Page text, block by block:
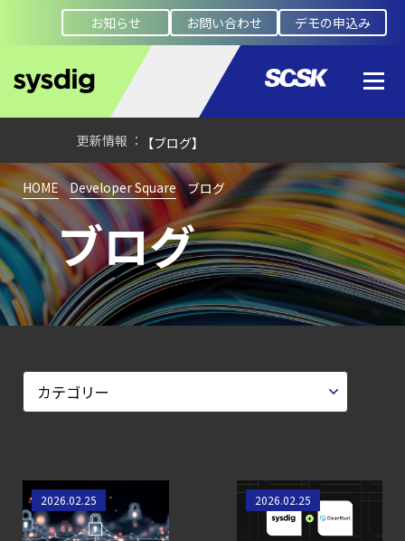
お知らせ お問い合わせ デモの申込み
クラウドワークロードを守る最新セキュリテ
【ブログ】
セキュリティブリーフィング：
2026年6月
【ブログ】
CTEMとは何か｜
攻撃者視点でクラウドの弱点を可視化する新
【ブログ】
サーバ・
コンテナの統合セキュリティ強化
第4回： Sysdig・
検知イベント取り扱いの課題と解消策
ガイド
ブログ
HOME Developer Square ブログ
Sysdigで実現する
Kubernetesの
2026.02.25
ランタイムの盲点
をなく
2026.02.25